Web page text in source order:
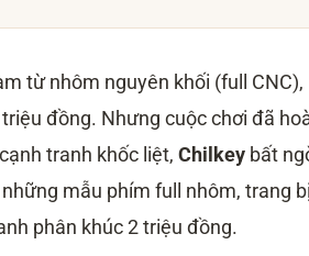
từ nhôm nguyên khối (full CNC),
đồng. Nhưng cuộc chơi đã
tranh khốc liệt, Chilkey bất
mẫu phím full nhôm, trang bị
phân khúc 2 triệu đồng.